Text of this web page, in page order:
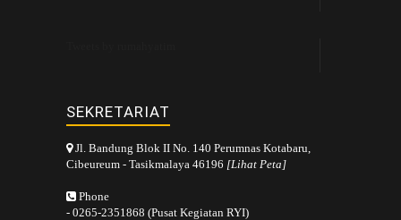
SEKRETARIAT
Jl. Bandung Blok II No. 140 Perumnas Kotabaru,
Cibeureum - Tasikmalaya 46196 [Lihat Peta]
Phone
- 0265-2351868 (Pusat Kegiatan RYI)